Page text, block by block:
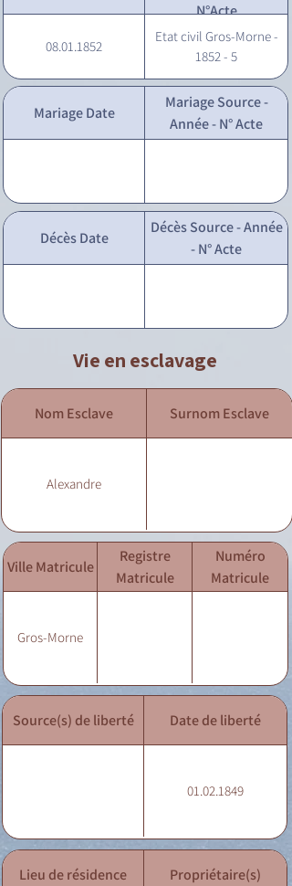
N°Acte
08.01.1852
Etat civil Gros-Morne -
1852 - 5
Mariage Date
Mariage Source -
Année - N° Acte
Décès Date
Décès Source - Année
- N° Acte
Vie en esclavage
Nom Esclave Surnom Esclave
Alexandre
Ville Matricule
Registre
Matricule
Numéro
Matricule
Gros-Morne
Source(s) de liberté Date de liberté
01.02.1849
Lieu de résidence Propriétaire(s)